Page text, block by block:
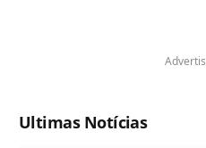
Ultimas Notícias